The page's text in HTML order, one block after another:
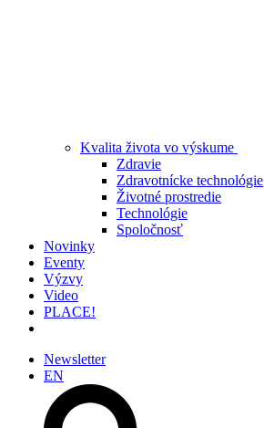
Kvalita života vo výskume
Zdravie
Zdravotnícke technológie
Životné prostredie
Technológie
Spoločnosť
Novinky
Eventy
Výzvy
Video
PLACE!
Newsletter
EN